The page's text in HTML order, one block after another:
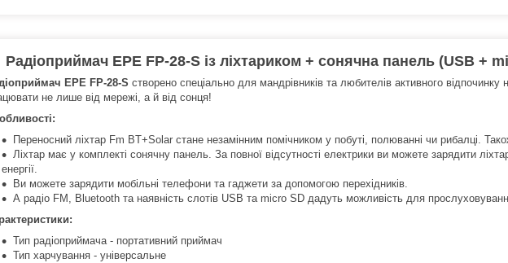
Радіоприймач EPE FP-28-S із ліхтариком + сонячна панель (USB +
EPE FP-28-S створено спеціально для мандрівників та любителів активного
не лише від мережі, а й від сонця!
Переносний ліхтар Fm BT+Solar стане незамінним помічником у побуті, полюванні чи рибалці.
Ліхтар має у комплекті сонячну панель. За повної відсутності електрики ви можете зарядити
енергії.
Ви можете зарядити мобільні телефони та гаджети за допомогою перехідників.
А радіо FM, Bluetooth та наявність слотів USB та micro SD дадуть можливість для
Тип радіоприймача - портативний приймач
Тип харчування - універсальне